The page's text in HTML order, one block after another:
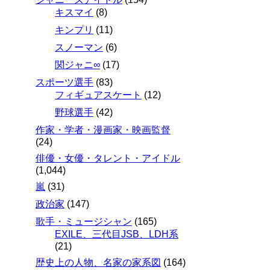
キスマイ (8)
キンプリ (11)
スノーマン (6)
関ジャニ∞ (17)
スポーツ選手 (83)
フィギュアスケート (12)
野球選手 (42)
作家・学者・漫画家・映画監督
(24)
俳優・女優・タレント・アイドル
(1,044)
嵐 (31)
政治家 (147)
歌手・ミュージシャン (165)
EXILE、三代目JSB、LDH系
(21)
歴史上の人物、名家の家系図 (164)